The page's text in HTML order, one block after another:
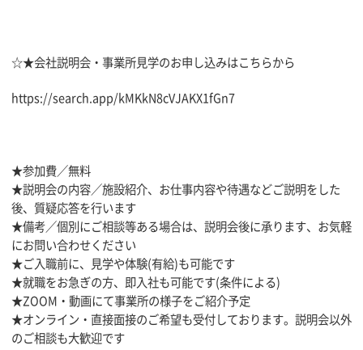
☆★会社説明会・事業所見学のお申し込みはこちらから
https://search.app/kMKkN8cVJAKX1fGn7
★参加費／無料
★説明会の内容／施設紹介、お仕事内容や待遇などご説明をした
後、質疑応答を行います
★備考／個別にご相談等ある場合は、説明会後に承ります、お気軽
にお問い合わせください
★ご入職前に、見学や体験(有給)も可能です
★就職をお急ぎの方、即入社も可能です(条件による)
★ZOOM・動画にて事業所の様子をご紹介予定
★オンライン・直接面接のご希望も受付しております。説明会以外
のご相談も大歓迎です